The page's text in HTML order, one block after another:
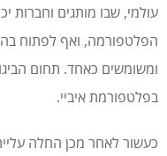
עולמי, שבו מותגים וחברות
הפלטפורמה, ואף לפתוח בה
ומשומשים כאחד. תחום
בפלטפורמת איביי.
כעשור לאחר מכן החלה